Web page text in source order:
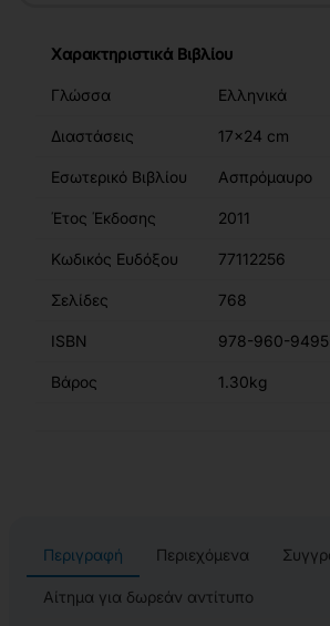
Χαρακτηριστικά Βιβλίου
Γλώσσα Ελληνικά
Διαστάσεις 17x24 cm
Εσωτερικό Βιβλίου Ασπρόμαυρο
Έτος Έκδοσης 2011
Κωδικός Ευδόξου 77112256
Σελίδες 768
ISBN 978-960-
Βάρος 1.30kg
Περιγραφή Περιεχόμενα
Αίτημα για δωρεάν αντίτυπο